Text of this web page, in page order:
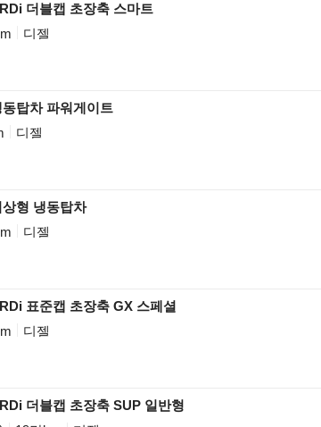
더블캡 초장축 스마트
디젤
탑차 파워게이트
디젤
형 냉동탑차
디젤
표준캡 초장축 GX 스페셜
디젤
더블캡 초장축 SUP 일반형